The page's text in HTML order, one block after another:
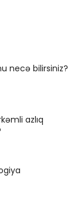
necə bilirsiniz?
azlıq